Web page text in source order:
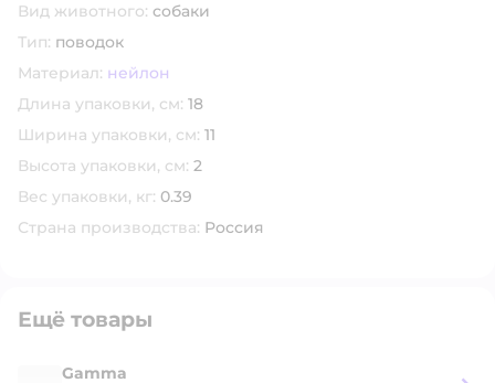
Вид животного: собаки
Тип: поводок
Материал: нейлон
Длина упаковки, см: 18
Ширина упаковки, см: 11
Высота упаковки, см: 2
Вес упаковки, кг: 0.39
Страна производства: Россия
Ещё товары
Gamma